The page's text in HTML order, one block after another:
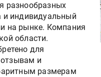
разнообразных
и индивидуальный
на рынке. Компания
области.
для
и
размерам